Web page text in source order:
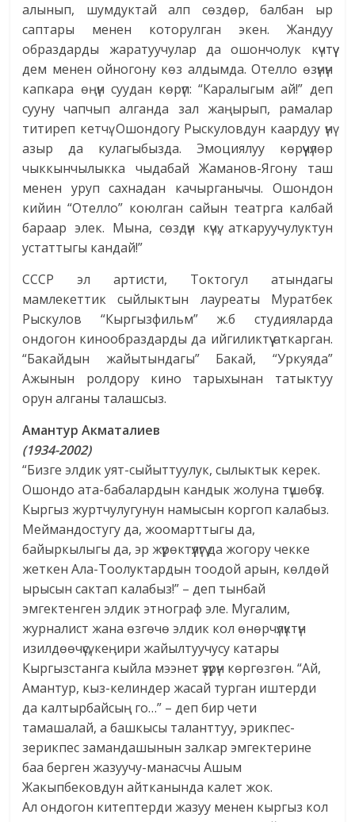
алынып, шумдуктай алп сөздөр, балбан ыр
саптары менен которулган экен. Жандуу
образдарды жаратуучулар да ошончолук күчтүү
дем менен ойногону көз алдымда. Отелло өзүнүн
капкара өңүн суудан көрүп: “Каралыгым ай!” деп
сууну чапчып алганда зал жаңырып, рамалар
титиреп кетчү. Ошондогу Рыскуловдун каардуу үнү
азыр да кулагыбызда. Эмоциялуу көрүүчүлөр
чыккынчылыкка чыдабай Жаманов-Ягону таш
менен уруп сахнадан качырганычы. Ошондон
кийин “Отелло” коюлган сайын театрга калбай
бараар элек. Мына, сөздүн күчү, аткаруучулуктун
устаттыгы кандай!”
СССР эл артисти, Токтогул атындагы
мамлекеттик сыйлыктын лауреаты Муратбек
Рыскулов “Кыргызфильм” ж.б студияларда
ондогон кинообраздарды да ийгиликтүү аткарган.
“Бакайдын жайытындагы” Бакай, “Уркуяда”
Ажынын ролдору кино тарыхынан татыктуу
орун алганы талашсыз.
Амантур Акматалиев
(1934-2002)
“Бизге элдик уят-сыйыттуулук, сылыктык керек.
Ошондо ата-бабалардын кандык жолуна түшөбүз.
Кыргыз журтчулугунун намысын коргоп калабыз.
Меймандостугу да, жоомарттыгы да,
байыркылыгы да, эр жүрөктүүлүгү да жогору чекке
жеткен Ала-Тоолуктардын тоодой арын, көлдөй
ырысын сактап калабыз!” – деп тынбай
эмгектенген элдик этнограф эле. Мугалим,
журналист жана өзгөчө элдик кол өнөрчүлүктүн
изилдөөчүсү, кеңири жайылтуучусу катары
Кыргызстанга кыйла мээнет үзүрүн көргөзгөн. “Ай,
Амантур, кыз-келиндер жасай турган иштерди
да калтырбайсың го…” – деп бир чети
тамашалай, а башкысы таланттуу, эрикпес-
зерикпес замандашынын залкар эмгектерине
баа берген жазуучу-манасчы Ашым
Жакыпбековдун айтканында калет жок.
Ал ондогон китептерди жазуу менен кыргыз кол